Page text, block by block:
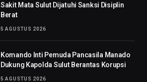
Sakit Mata Sulut Dijatuhi Sanksi Disiplin
Berat
5 AGUSTUS 2026
Komando Inti Pemuda Pancasila Manado
Dukung Kapolda Sulut Berantas Korupsi
5 AGUSTUS 2026